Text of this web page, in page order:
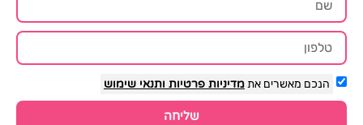
הנכם מאשרים אתמדיניות פרטיות ותנאי שימוש
שליחה